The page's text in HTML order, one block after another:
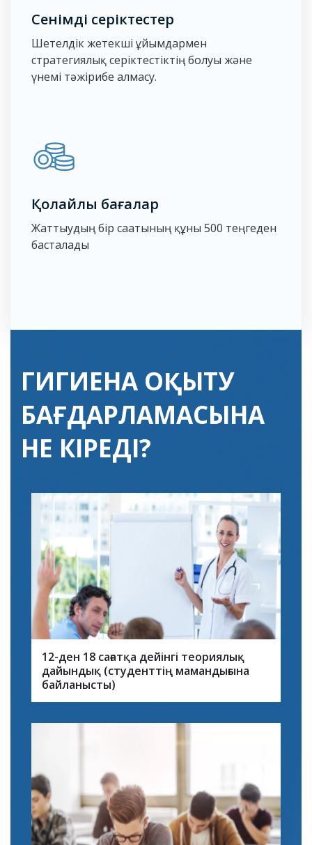
Сенімді серіктестер
Шетелдік жетекші ұйымдармен
стратегиялық серіктестіктің болуы және
үнемі тәжірибе алмасу.
Қолайлы бағалар
Жаттығудың бір сағатының құны 500 теңгеден
басталады
ГИГИЕНА ОҚЫТУ
БАҒДАРЛАМАСЫНА
НЕ КІРЕДІ?
12-ден 18 сағатқа дейінгі теориялық
дайындық (студенттің мамандығына
байланысты)